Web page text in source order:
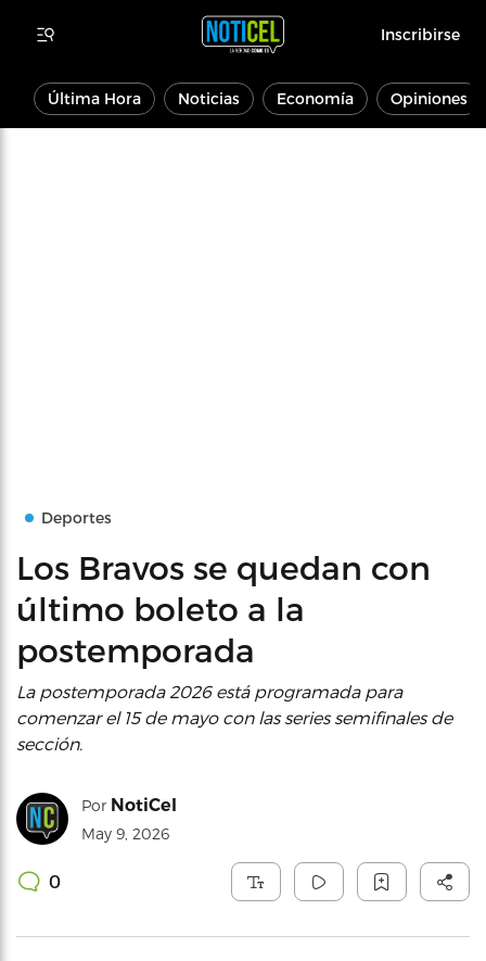
Inscribirse
Última Hora Noticias Economía Opiniones
Deportes
Los Bravos se quedan con
último boleto a la
postemporada
La postemporada 2026 está programada para
comenzar el 15 de mayo con las series semifinales de
sección.
Por NotiCel
May 9, 2026
0